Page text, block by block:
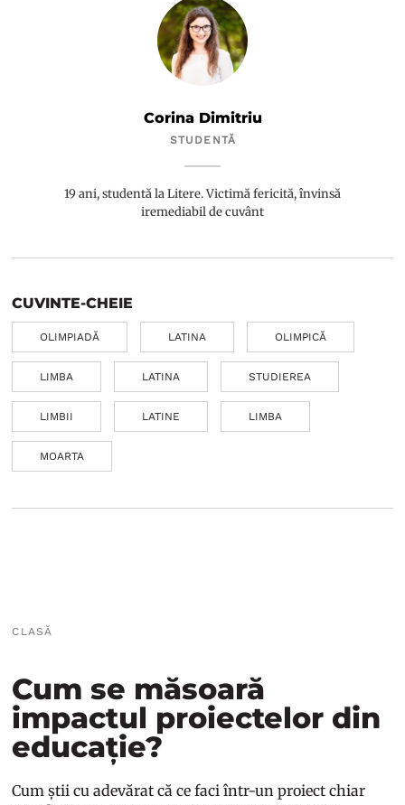
Corina Dimitriu
STUDENTĂ
19 ani, studentă la Litere. Victimă fericită, învinsă
iremediabil de cuvânt
CUVINTE-CHEIE
OLIMPIADĂ LATINA OLIMPICĂ
LIMBA LATINA STUDIEREA
LIMBII LATINE LIMBA
MOARTA
CLASĂ
Cum se măsoară
impactul proiectelor din
educație?
Cum știi cu adevărat că ce faci într-un proiect chiar